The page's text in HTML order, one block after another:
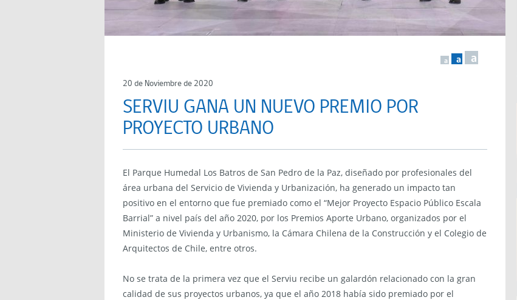
a a a
20 de Noviembre de 2020
SERVIU GANA UN NUEVO PREMIO POR
PROYECTO URBANO
El Parque Humedal Los Batros de San Pedro de la Paz, diseñado por profesionales del
área urbana del Servicio de Vivienda y Urbanización, ha generado un impacto tan
positivo en el entorno que fue premiado como el “Mejor Proyecto Espacio Público Escala
Barrial” a nivel país del año 2020, por los Premios Aporte Urbano, organizados por el
Ministerio de Vivienda y Urbanismo, la Cámara Chilena de la Construcción y el Colegio de
Arquitectos de Chile, entre otros.
No se trata de la primera vez que el Serviu recibe un galardón relacionado con la gran
calidad de sus proyectos urbanos, ya que el año 2018 había sido premiado por el